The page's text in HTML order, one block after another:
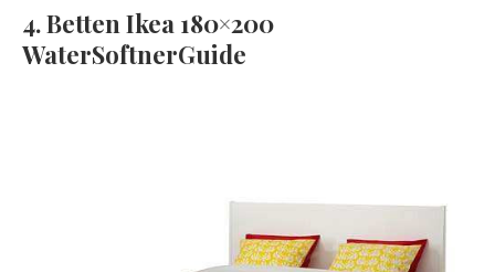
4. Betten Ikea 180×200
WaterSoftnerGuide